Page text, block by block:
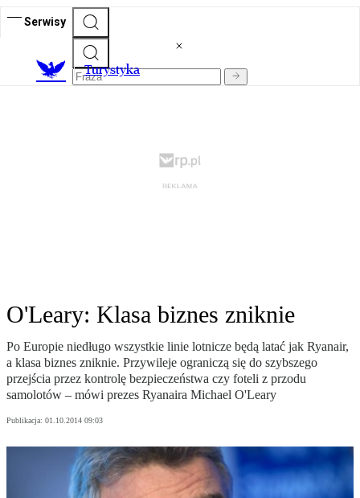
Serwisy
Turystyka
O'Leary: Klasa biznes zniknie
Po Europie niedługo wszystkie linie lotnicze będą latać jak Ryanair,
a klasa biznes zniknie. Przywileje ograniczą się do szybszego
przejścia przez kontrolę bezpieczeństwa czy foteli z przodu
samolotów – mówi prezes Ryanaira Michael O'Leary
Publikacja: 01.10.2014 09:03